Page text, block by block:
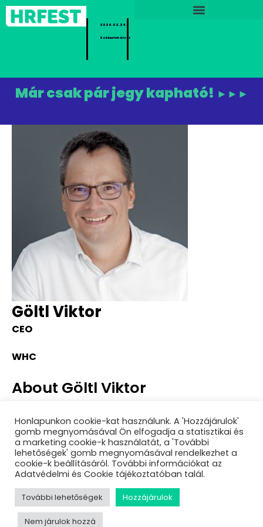
2026.02.24.
Székesfehérvár
Már csak pár jegy kapható! ►►►
Göltl Viktor
CEO
WHC
About Göltl Viktor
Building the Future – New Jobs and Opportunities
in Pécs
HR mint profitcenter / cost center, avagy
bizonytalan időkben hogyan tud segíteni a
rugalmas munkaerő?
Tehetségek és technológia: a BYD Auto Hungary
missziója
HR mint profitcenter / cost center, avagy
bizonytalan időkben hogyan tud segíteni a
Honlapunkon cookie-kat használunk. A 'Hozzájárulok'
gomb megnyomásával Ön elfogadja a statisztikai és
a marketing cookie-k használatát, a 'További
lehetőségek' gomb megnyomásával rendelkezhet a
cookie-k beállításáról. További információkat az
Adatvédelmi és Cookie tájékoztatóban talál.
További lehetőségek Hozzájárulok
Nem járulok hozzá